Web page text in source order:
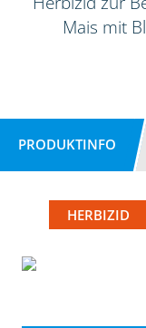
Mais mit
PRODUKTINFO
HERBIZID